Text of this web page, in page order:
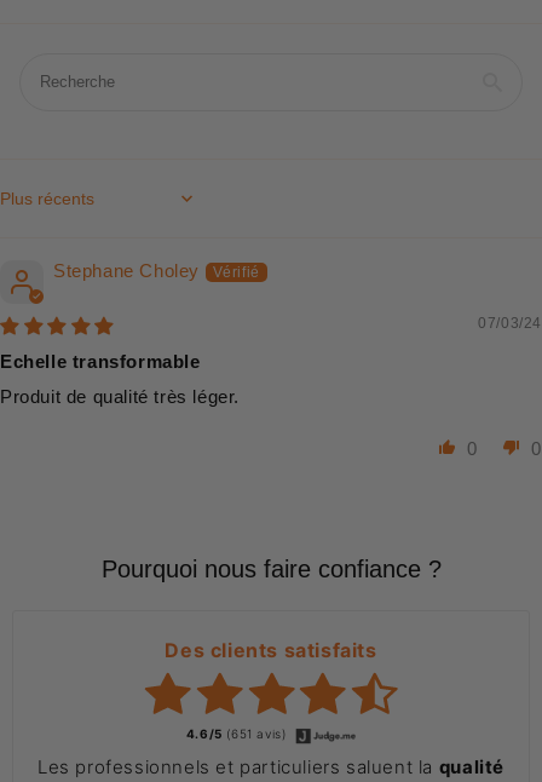
Sort by
Stephane Choley
07/03/24
Echelle transformable
Produit de qualité très léger.
0 0
Pourquoi nous faire confiance ?
Des clients satisfaits
4.6/5 (651 avis)
Les professionnels et particuliers saluent la qualité